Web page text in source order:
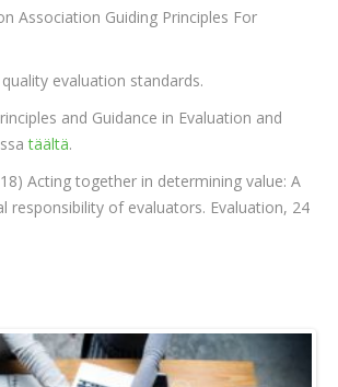
Association Guiding Principles For
evaluation standards.
and Guidance in Evaluation and
täältä.
Acting together in determining value: A
responsibility of evaluators. Evaluation, 24